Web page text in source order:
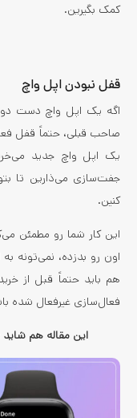
کمک بگیرین.
قفل نبودن اپل واچ
اگه یک اپل واچ دست
صاحب قبلی، حتماً قفل
یک اپل واچ جدید
جفت‌سازی می‌ذارین تا
کنین.
این کار شما رو مطمئن
اون رو بدزده، نمی‌تونه
هم باید حتماً قبل از
فعال‌سازی غیرفعال شده
این مقاله هم شاید